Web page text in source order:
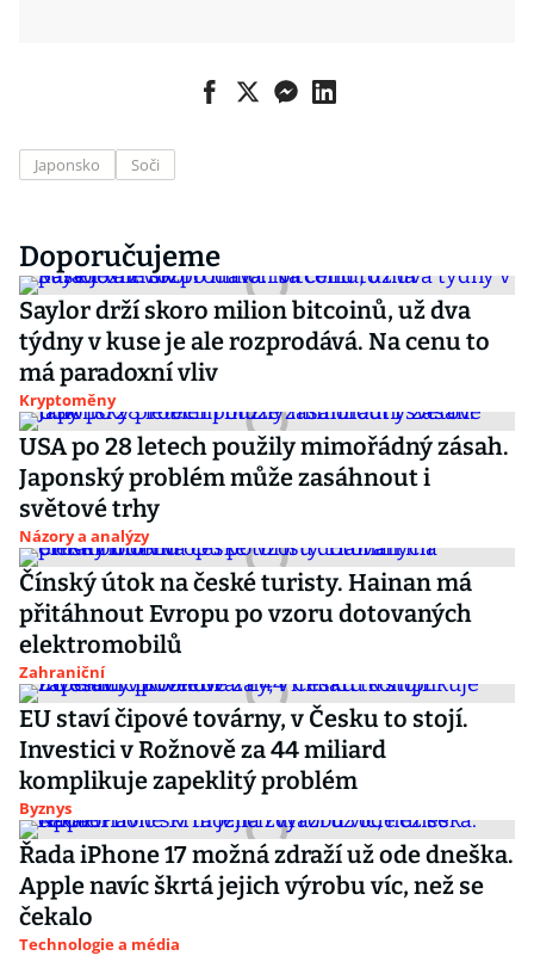
Japonsko Soči
Doporučujeme
Saylor drží skoro milion bitcoinů, už dva
týdny v kuse je ale rozprodává. Na cenu to
má paradoxní vliv
Kryptoměny
USA po 28 letech použily mimořádný zásah.
Japonský problém může zasáhnout i
světové trhy
Názory a analýzy
Čínský útok na české turisty. Hainan má
přitáhnout Evropu po vzoru dotovaných
elektromobilů
Zahraniční
EU staví čipové továrny, v Česku to stojí.
Investici v Rožnově za 44 miliard
komplikuje zapeklitý problém
Byznys
Řada iPhone 17 možná zdraží už ode dneška.
Apple navíc škrtá jejich výrobu víc, než se
čekalo
Technologie a média